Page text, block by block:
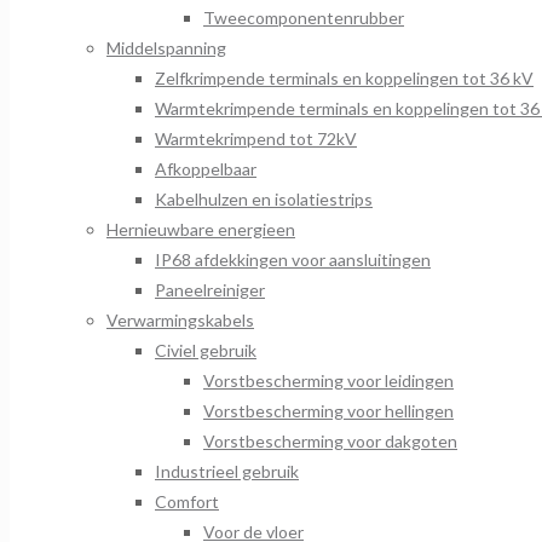
Tweecomponentenrubber
Middelspanning
Zelfkrimpende terminals en koppelingen tot 36 kV
Warmtekrimpende terminals en koppelingen tot
Warmtekrimpend tot 72kV
Afkoppelbaar
Kabelhulzen en isolatiestrips
Hernieuwbare energieen
IP68 afdekkingen voor aansluitingen
Paneelreiniger
Verwarmingskabels
Civiel gebruik
Vorstbescherming voor leidingen
Vorstbescherming voor hellingen
Vorstbescherming voor dakgoten
Industrieel gebruik
Comfort
Voor de vloer